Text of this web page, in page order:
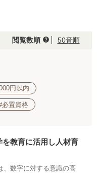
閲覧数順 help 50音順
円以内
必置資格
を教育に活用し人材育
、数字に対する意識の高